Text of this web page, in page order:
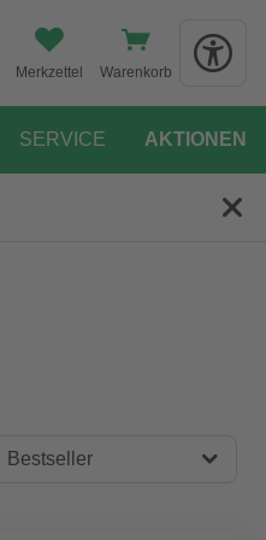
Merkzettel Warenkorb
SERVICE AKTIONEN
Bestseller